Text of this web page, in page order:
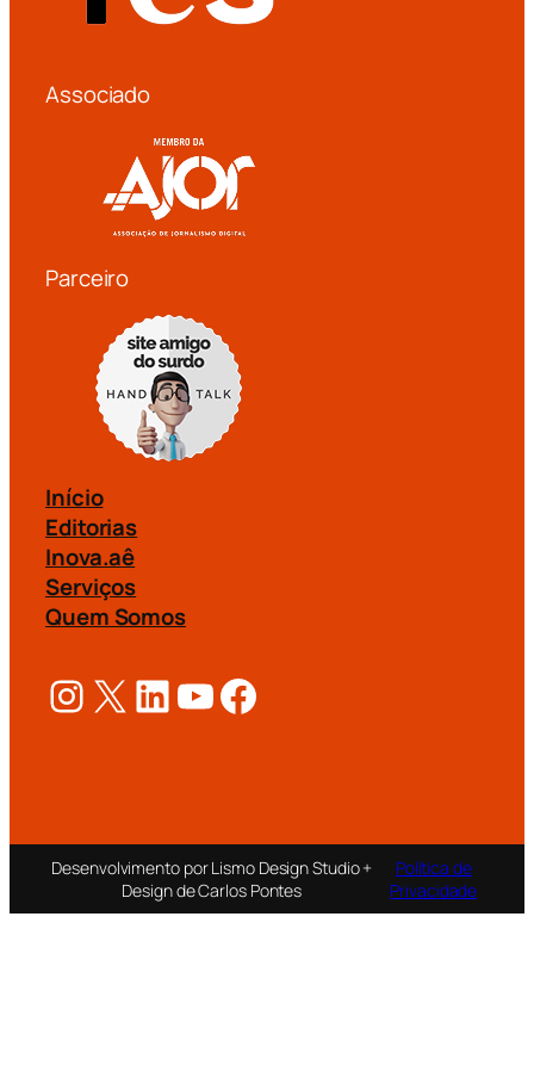
Associado
Parceiro
Início
Editorias
Inova.aê
Serviços
Quem Somos
Instagram X LinkedIn Youtube Facebook
Desenvolvimento por Lismo Design Studio +
Design de Carlos Pontes
Política de
Privacidade